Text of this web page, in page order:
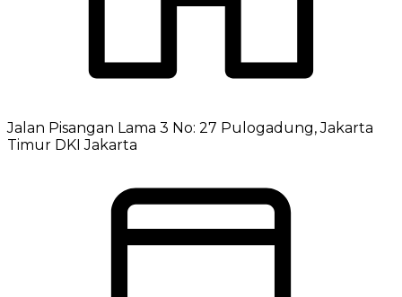
Jalan Pisangan Lama 3 No: 27 Pulogadung, Jakarta
Timur DKI Jakarta